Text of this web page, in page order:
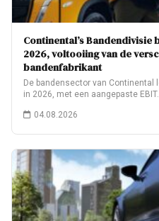
Continental’s Bandendivisie
2026, voltooiing van de
bandenfabrikant
De bandensector van Continental
in 2026, met een aangepaste
04.08.2026